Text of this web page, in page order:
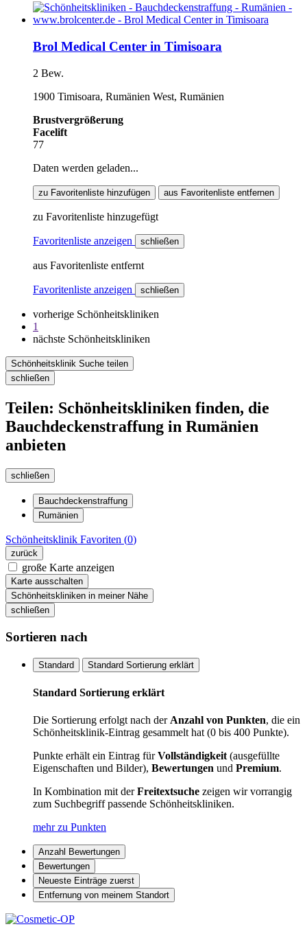
Brol Medical Center in Timisoara
2 Bew.
1900 Timisoara, Rumänien West, Rumänien
Brustvergrößerung
Facelift
77
Daten werden geladen...
zu Favoritenliste hinzufügen aus Favoritenliste entfernen
zu Favoritenliste hinzugefügt
Favoritenliste anzeigen schließen
aus Favoritenliste entfernt
Favoritenliste anzeigen schließen
vorherige Schönheitskliniken
1
nächste Schönheitskliniken
Schönheitsklinik Suche teilen
schließen
Teilen: Schönheitskliniken finden, die
Bauchdeckenstraffung in Rumänien
anbieten
schließen
Bauchdeckenstraffung
Rumänien
Schönheitsklinik Favoriten (0)
zurück
große Karte anzeigen
Karte ausschalten
Schönheitskliniken in meiner Nähe
schließen
Sortieren nach
Standard Standard Sortierung erklärt
Standard Sortierung erklärt
Die Sortierung erfolgt nach der Anzahl von Punkten, die ein
Schönheitsklinik-Eintrag gesammelt hat (0 bis 400 Punkte).
Punkte erhält ein Eintrag fürVollständigkeit (ausgefüllte
Eigenschaften und Bilder), Bewertungen und Premium.
In Kombination mit derFreitextsuche zeigen wir vorrangig
zum Suchbegriff passende Schönheitskliniken.
mehr zu Punkten
Anzahl Bewertungen
Bewertungen
Neueste Einträge zuerst
Entfernung von meinem Standort